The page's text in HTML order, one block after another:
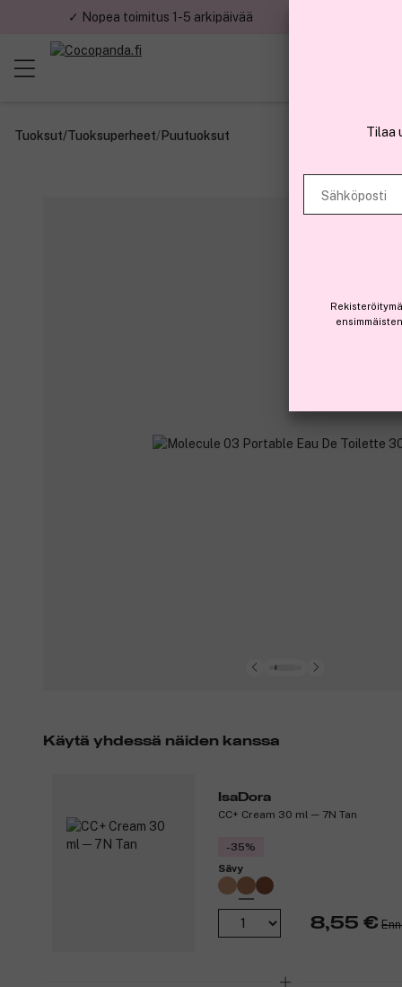
✓ Nopea toimitus 1-5 arkipäivää
Tuoksut/Tuoksuperheet/Puutuoksut
Käytä yhdessä näiden kanssa
IsaDora
CC+ Cream 30 ml ─ 7N Tan
-35%
Sävy
8,55 €
Tilaa
Sähköposti